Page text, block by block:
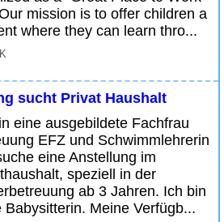
mission is to offer children a
where they can learn thro...
sucht Privat Haushalt
eine ausgebildete Fachfrau
EFZ und Schwimmlehrerin
eine Anstellung im
speziell in der
ab 3 Jahren. Ich bin
Babysitterin. Meine Verfügb...